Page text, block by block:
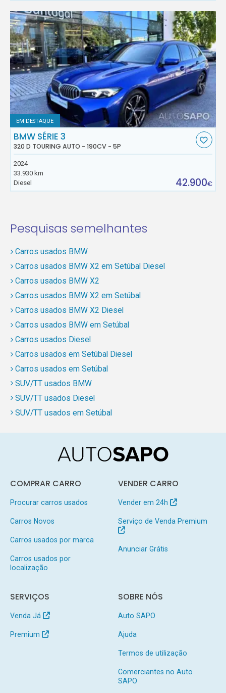
EM DESTAQUE
BMW SÉRIE 3
320 D TOURING AUTO - 190CV - 5P
2024
33.930 km
Diesel
42.900€
Pesquisas semelhantes
Carros usados BMW
Carros usados BMW X2 em Setúbal Diesel
Carros usados BMW X2
Carros usados BMW X2 em Setúbal
Carros usados BMW X2 Diesel
Carros usados BMW em Setúbal
Carros usados Diesel
Carros usados em Setúbal Diesel
Carros usados em Setúbal
SUV/TT usados BMW
SUV/TT usados Diesel
SUV/TT usados em Setúbal
COMPRAR CARRO
Procurar carros usados
Carros Novos
Carros usados por marca
Carros usados por
localização
VENDER CARRO
Vender em 24h
Serviço de Venda Premium
Anunciar Grátis
SERVIÇOS
Venda Já
Premium
SOBRE NÓS
Auto SAPO
Ajuda
Termos de utilização
Comerciantes no Auto
SAPO